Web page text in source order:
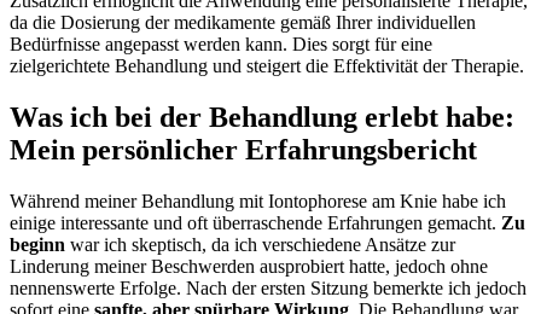
da die Dosierung der ‌medikamente gemäß Ihrer individuellen
Bedürfnisse angepasst werden kann. Dies sorgt für ⁢eine
zielgerichtete Behandlung und steigert ⁤die Effektivität der‍ Therapie.
Was ich bei der Behandlung⁢ erlebt habe:
Mein ⁤persönlicher Erfahrungsbericht
Während meiner Behandlung mit​ Iontophorese am Knie habe ich
⁢einige interessante und oft überraschende Erfahrungen gemacht.⁢ Zu
beginn war ich ⁢skeptisch, da ich verschiedene Ansätze ​zur⁣
Linderung meiner⁢ Beschwerden ausprobiert ⁤hatte, ⁢jedoch ohne
nennenswerte Erfolge.‌ Nach der ersten Sitzung bemerkte⁣ ich jedoch
sofort eine sanfte, ⁢aber‌ spürbare Wirkung . Die Behandlung war